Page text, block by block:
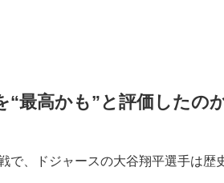
最高かも”と評価したの
で、ドジャースの大谷翔平選手は歴